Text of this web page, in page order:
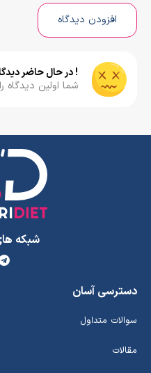
افزودن دیدگاه
! در حال حاضر
شما اولین دیدگاه
شبکه
دسترسی آسان
سوالات متداول
مقالات